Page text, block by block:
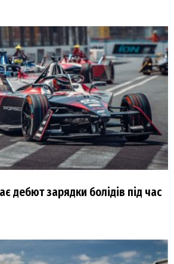
дебют зарядки болідів під час